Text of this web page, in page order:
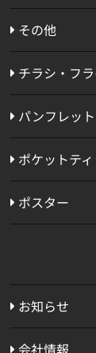
その他
チラシ・フ
パンフレッ
ポケットテ
ポスター
お知らせ
会社情報